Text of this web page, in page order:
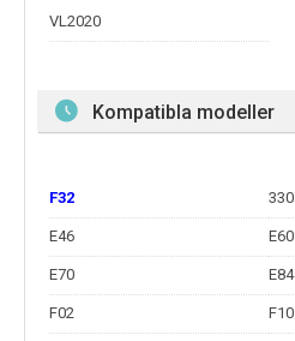
VL2020
Kompatibla modeller
F32 330
E46 E60
E70 E84
F02 F10